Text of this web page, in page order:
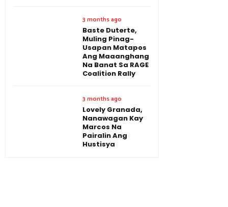
3 months ago
Baste Duterte,
Muling Pinag-
Usapan Matapos
Ang Maaanghang
Na Banat Sa RAGE
Coalition Rally
3 months ago
Lovely Granada,
Nanawagan Kay
Marcos Na
Pairalin Ang
Hustisya